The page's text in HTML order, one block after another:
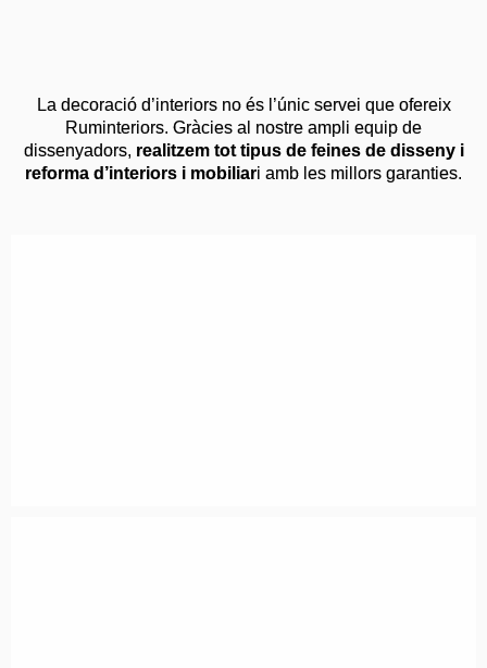
La decoració d’interiors no és l’únic servei que ofereix
Ruminteriors. Gràcies al nostre ampli equip de
dissenyadors, realitzem tot tipus de feines de disseny i
reforma d’interiors i mobiliari amb les millors garanties.